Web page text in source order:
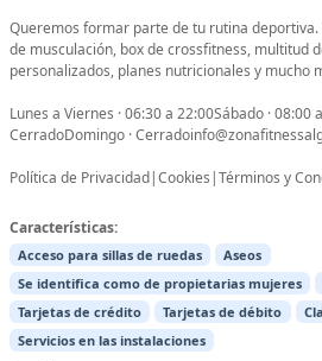
Queremos formar parte de tu rutina deportiva.
de musculación, box de crossfitness, multitud
personalizados, planes nutricionales y mucho
Lunes a Viernes · 06:30 a 22:00Sábado · 08:00
CerradoDomingo ·
Política de Privacidad|Cookies|Términos y
Características:
Acceso para sillas de ruedas
Aseos
Se identifica como de propietarias mujeres
Tarjetas de crédito
Tarjetas de débito
Servicios en las instalaciones